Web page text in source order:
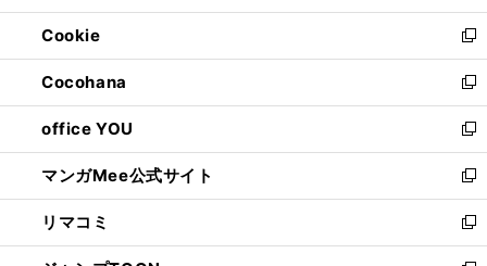
開
く
ウ
で
開
く
ン
ド
ウ
で
開
く
ウ
ィ
ン
ド
ウ
で
開
く
Cookie
新
し
い
ウ
ィ
ン
ド
ウ
で
開
Cocohana
新
し
い
ウ
ィ
ン
ド
ウ
office YOU
新
し
い
ウ
ィ
ン
マンガMee公式サイト
新
し
い
ウ
リマコミ
新
し